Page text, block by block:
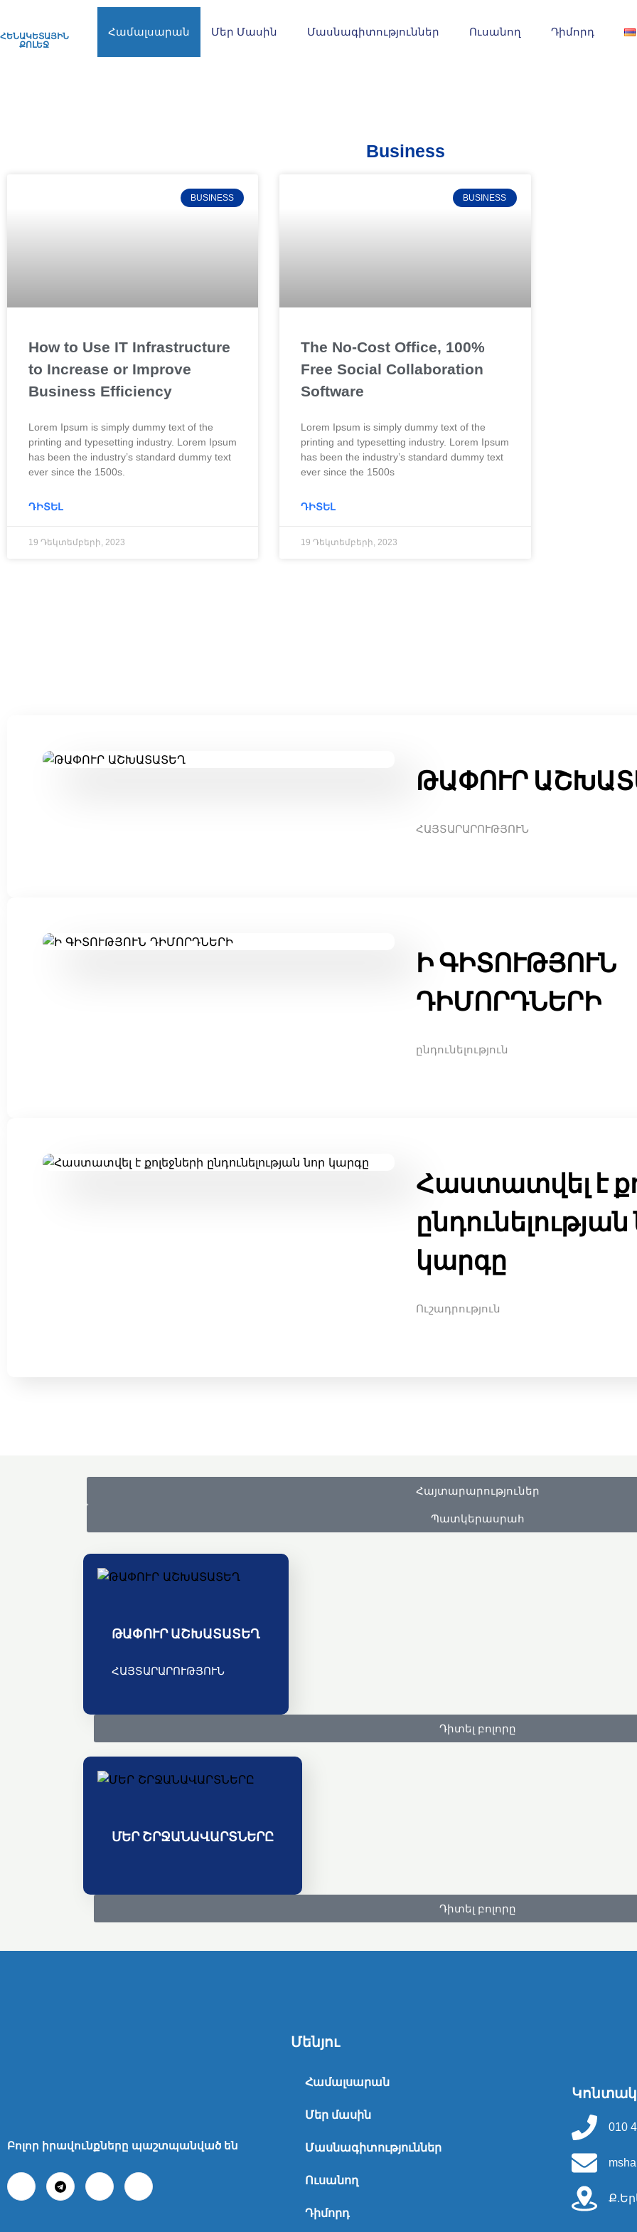
ՀԵՆԱԿԵՏԱՅԻՆ
ՔՈԼԵՋ
Համալսարան Մեր Մասին Մասնագիտություններ Ուսանող Դիմորդ
Business
BUSINESS
How to Use IT Infrastructure
to Increase or Improve
Business Efficiency
Lorem Ipsum is simply dummy text of the
printing and typesetting industry. Lorem Ipsum
has been the industry’s standard dummy text
ever since the 1500s.
ԴԻՏԵԼ
19 Դեկտեմբերի, 2023
BUSINESS
The No-Cost Office, 100%
Free Social Collaboration
Software
Lorem Ipsum is simply dummy text of the
printing and typesetting industry. Lorem Ipsum
has been the industry’s standard dummy text
ever since the 1500s
ԴԻՏԵԼ
19 Դեկտեմբերի, 2023
ԹԱՓՈՒՐ
ՀԱՅՏԱՐԱՐՈՒԹՅՈՒՆ
Ի ԳԻՏՈՒԹՅՈՒՆ
ԴԻՄՈՐԴՆԵՐԻ
ընդունելություն
Հաստատվել է
ընդունելության
կարգը
Ուշադրություն
Հայտարարություներ
Պատկերասրահ
ԹԱՓՈՒՐ ԱՇԽԱՏԱՏԵՂ
ՀԱՅՏԱՐԱՐՈՒԹՅՈՒՆ
Դիտել բոլորը
ՄԵՐ ՇՐՋԱՆԱՎԱՐՏՆԵՐԸ
Դիտել բոլորը
Բոլոր իրավունքները պաշտպանված են
Մենյու
Համալսարան
Մեր մասին
Մասնագիտություններ
Ուսանող
Դիմորդ
010